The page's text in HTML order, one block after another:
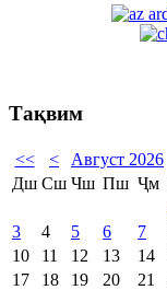
Тақвим
<< < Август 2026
Дш Сш Чш Пш Ҷм
3
4 5 6 7
10
11 12 13 14
17
18 19 20 21